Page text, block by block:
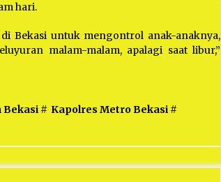
hari.
Bekasi untuk mengontrol anak-anaknya,
malam-malam, apalagi saat libur,”
Bekasi # Kapolres Metro Bekasi #